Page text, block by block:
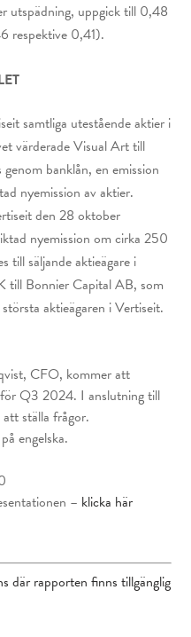
utspädning, uppgick till 0,48
respektive 0,41).
samtliga utestående aktier i
värderade Visual Art till
banklån, en emission
nyemission av aktier.
den 28 oktober
nyemission om cirka 250
till säljande aktieägare i
Bonnier Capital AB, som
aktieägaren i Vertiseit.
CFO, kommer att
Q3 2024. I anslutning till
ställa frågor.
engelska.
– klicka här
där rapporten finns tillgänglig